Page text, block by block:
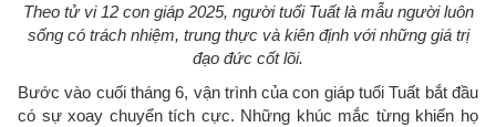
Theo tử vi 12 con giáp 2025, người tuổi Tuất là mẫu người luôn
sống có trách nhiệm, trung thực và kiên định với những giá trị
đạo đức cốt lõi.
Bước vào cuối tháng 6, vận trình của con giáp tuổi Tuất bắt đầu
có sự xoay chuyển tích cực. Những khúc mắc từng khiến họ